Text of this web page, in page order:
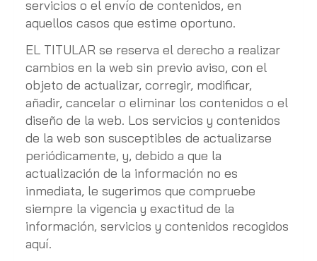
servicios o el envío de contenidos, en
aquellos casos que estime oportuno.
EL TITULAR se reserva el derecho a realizar
cambios en la web sin previo aviso, con el
objeto de actualizar, corregir, modificar,
añadir, cancelar o eliminar los contenidos o el
diseño de la web. Los servicios y contenidos
de la web son susceptibles de actualizarse
periódicamente, y, debido a que la
actualización de la información no es
inmediata, le sugerimos que compruebe
siempre la vigencia y exactitud de la
información, servicios y contenidos recogidos
aquí.